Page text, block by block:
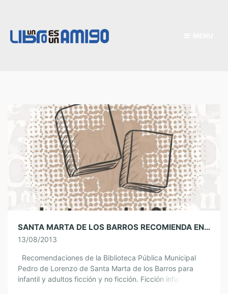
SANTA MARTA DE LOS BARROS RECOMIENDA EN 2013
13/08/2013
Recomendaciones de la Biblioteca Pública Municipal
Pedro de Lorenzo de Santa Marta de los Barros para
infantil y adultos ficción y no ficción. Ficción infantil